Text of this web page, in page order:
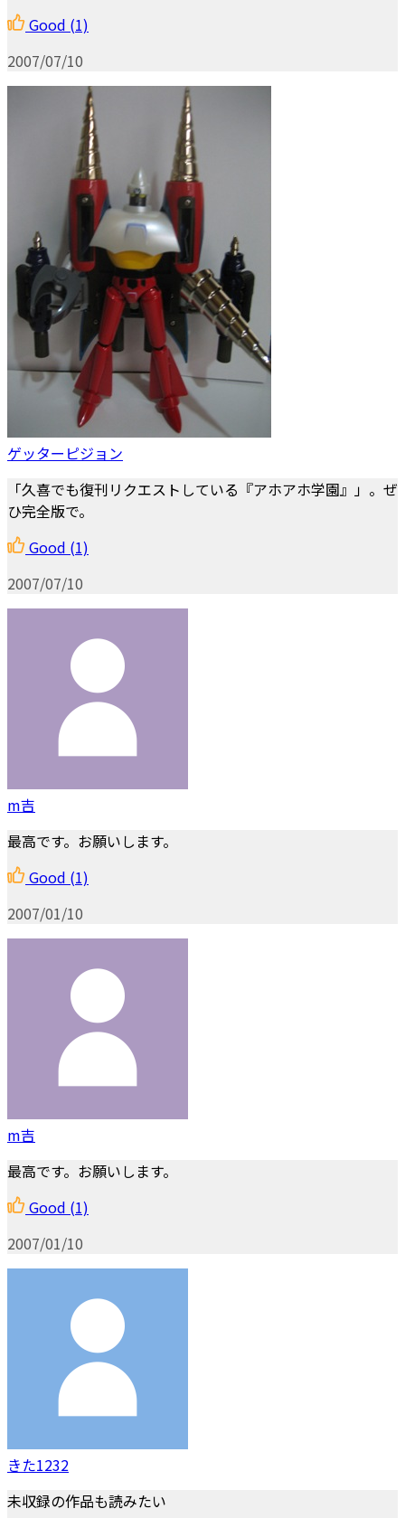
Good (1)
2007/07/10
ゲッターピジョン
「久喜でも復刊リクエストしている『アホアホ学園』」。ぜ
ひ完全版で。
Good (1)
2007/07/10
m吉
最高です。お願いします。
Good (1)
2007/01/10
m吉
最高です。お願いします。
Good (1)
2007/01/10
きた1232
未収録の作品も読みたい